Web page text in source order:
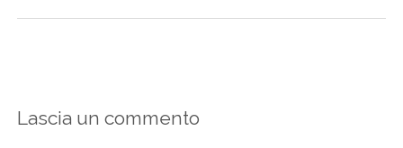
Lascia un commento